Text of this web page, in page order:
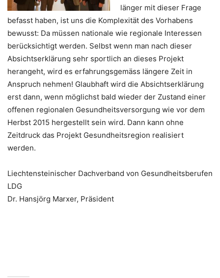
länger mit dieser Frage
befasst haben, ist uns die Komplexität des Vorhabens
bewusst: Da müssen nationale wie regionale Interessen
berücksichtigt werden. Selbst wenn man nach dieser
Absichtserklärung sehr sportlich an dieses Projekt
herangeht, wird es erfahrungsgemäss längere Zeit in
Anspruch nehmen! Glaubhaft wird die Absichtserklärung
erst dann, wenn möglichst bald wieder der Zustand einer
offenen regionalen Gesundheitsversorgung wie vor dem
Herbst 2015 hergestellt sein wird. Dann kann ohne
Zeitdruck das Projekt Gesundheitsregion realisiert
werden.
Liechtensteinischer Dachverband von Gesundheitsberufen
LDG
Dr. Hansjörg Marxer, Präsident